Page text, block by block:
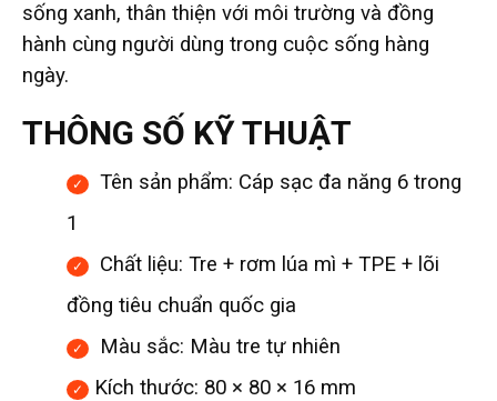
sống xanh, thân thiện với môi trường và đồng
hành cùng người dùng trong cuộc sống hàng
ngày.
THÔNG SỐ KỸ THUẬT
Tên sản phẩm: Cáp sạc đa năng 6 trong
1
Chất liệu: Tre + rơm lúa mì + TPE + lõi
đồng tiêu chuẩn quốc gia
Màu sắc: Màu tre tự nhiên
Kích thước: 80 × 80 × 16 mm